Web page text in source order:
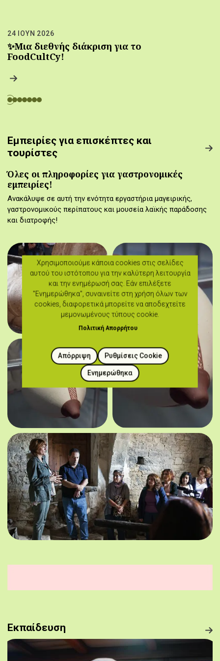
24 ΙΟΥΝ 2026
✨Μια διεθνής διάκριση για το
FoodCultCy!
Εμπειρίες για επισκέπτες και
τουρίστες
Όλες οι πληροφορίες για γαστρονομικές
εμπειρίες!
Ανακάλυψε σε αυτή την ενότητα εργαστήρια μαγειρικής,
γαστρονομικούς περίπατους και μουσεία λαϊκής παράδοσης
και διατροφής!
Εκπαίδευση
Χρησιμοποιούμε κάποια cookies στις σελίδες
αυτού του ιστότοπου για την καλύτερη λειτουργία
και την ενημέρωσή σας. Εάν επιλέξετε
"Ενημερώθηκα", συναινείτε στη χρήση όλων των
cookies, διαφορετικά μπορείτε να αποδεχτείτε
μεμονωμένους τύπους cookie.
Πολιτική Απορρήτου
Ρυθμίσεις Cookie
Απόρριψη
Ενημερώθηκα